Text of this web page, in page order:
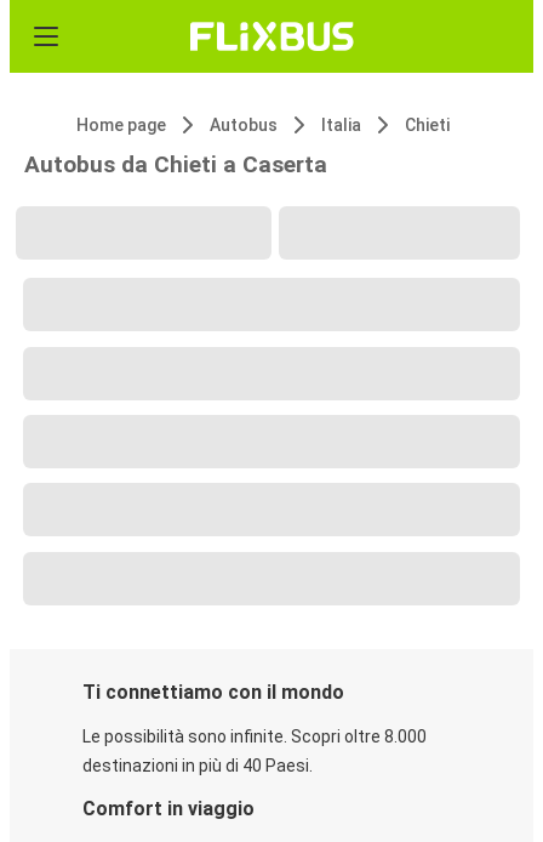
Home page Autobus Italia Chieti
Autobus da Chieti a Caserta
Ti connettiamo con il mondo
Le possibilità sono infinite. Scopri oltre 8.000
destinazioni in più di 40 Paesi.
Comfort in viaggio